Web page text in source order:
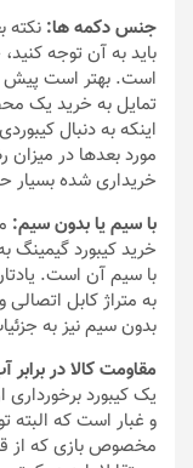
جنس دکمه ها:
باید به آن توجه
است. بهتر است پیش
تمایل به خرید یک
اینکه به دنبال
مورد بعدها در میزان
خریداری شده بسیار
با سیم یا بدون سیم:
خرید کیبورد گیمینگ
با سیم آن است.
به متراژ کابل
بدون سیم نیز به
مقاومت کالا در برابر
یک کیبورد
و غبار است که
مخصوص بازی که از